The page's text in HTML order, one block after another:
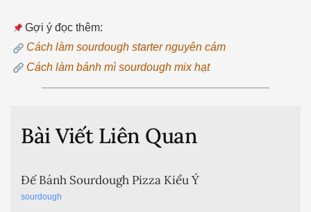
Gợi ý đọc thêm:
Cách làm sourdough starter nguyên cám
Cách làm bánh mì sourdough mix hạt
Bài Viết Liên Quan
Đế Bánh Sourdough Pizza Kiểu Ý
sourdough